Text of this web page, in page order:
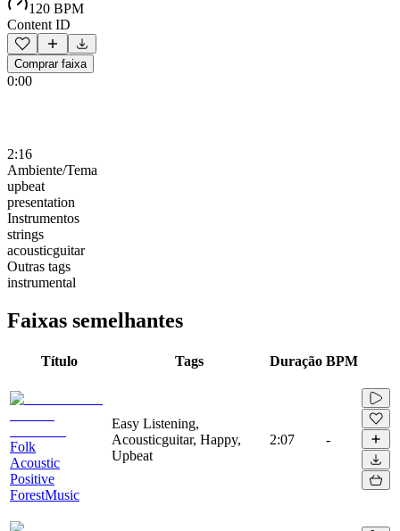
120 BPM
Content ID
Comprar faixa
0:00
2:16
Ambiente/Tema
upbeat
presentation
Instrumentos
strings
acousticguitar
Outras tags
instrumental
Faixas semelhantes
Título Tags Duração BPM
Folk
Acoustic
Positive
ForestMusic
Easy Listening,
Acousticguitar, Happy,
Upbeat
2:07 -